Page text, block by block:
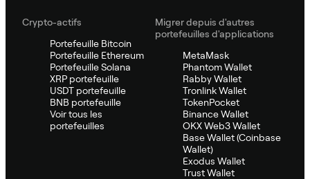
Crypto-actifs
Portefeuille Bitcoin
Portefeuille Ethereum
Portefeuille Solana
XRP portefeuille
USDT portefeuille
BNB portefeuille
Voir tous les
portefeuilles
Migrer depuis d'autres
portefeuilles d'applications
MetaMask
Phantom Wallet
Rabby Wallet
Tronlink Wallet
TokenPocket
Binance Wallet
OKX Web3 Wallet
Base Wallet (Coinbase
Wallet)
Exodus Wallet
Trust Wallet